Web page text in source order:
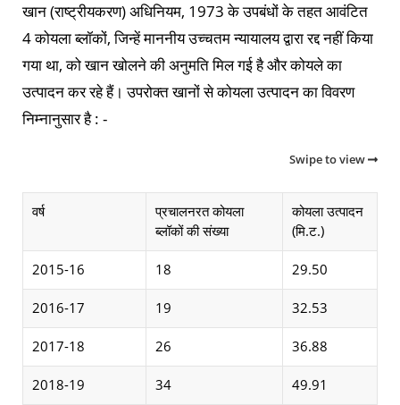
खान (राष्ट्रीयकरण) अधिनियम, 1973 के उपबंधों के तहत आवंटित
4 कोयला ब्लॉकों, जिन्हें माननीय उच्चतम न्यायालय द्वारा रद्द नहीं किया
गया था, को खान खोलने की अनुमति मिल गई है और कोयले का
उत्पादन कर रहे हैं। उपरोक्त खानों से कोयला उत्पादन का विवरण
निम्नानुसार है : -
Swipe to view
वर्ष
प्रचालनरत कोयला
ब्लॉकों की संख्या
कोयला उत्पादन
(मि.ट.)
2015-16 18 29.50
2016-17 19 32.53
2017-18 26 36.88
2018-19 34 49.91